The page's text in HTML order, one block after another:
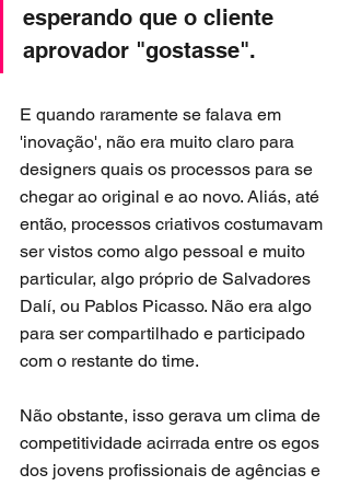
esperando que o cliente
aprovador "gostasse".
E quando raramente se falava em
'inovação', não era muito claro para
designers quais os processos para se
chegar ao original e ao novo. Aliás, até
então, processos criativos costumavam
ser vistos como algo pessoal e muito
particular, algo próprio de Salvadores
Dalí, ou Pablos Picasso. Não era algo
para ser compartilhado e participado
com o restante do time.
Não obstante, isso gerava um clima de
competitividade acirrada entre os egos
dos jovens profissionais de agências e